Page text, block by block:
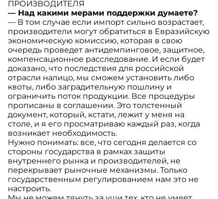
ПРОИЗВОДИТЕЛЯ
— Над какими мерами поддержки думаете?
— В том случае если импорт сильно возрастает,
производители могут обратиться в Евразийскую
экономическую комиссию, которая в свою
очередь проведет антидемпинговое, защитное,
компенсационное расследование. И если будет
доказано, что последствия для российской
отрасли налицо, мы сможем установить либо
квоты, либо заградительную пошлину и
ограничить поток продукции. Все процедуры
прописаны в соглашении. Это толстенный
документ, который, кстати, лежит у меня на
столе, и я его просматриваю каждый раз, когда
возникает необходимость.
Нужно понимать: все, что сегодня делается со
стороны государства в рамках защиты
внутреннего рынка и производителей, не
перекрывает рыночные механизмы. Только
государственным регулированием нам это не
настроить.